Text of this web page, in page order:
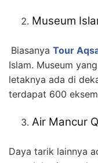
Museum
Biasanya Tour
Islam. Museum
letaknya ada di
terdapat 600
Air Mancur
Daya tarik lainnya